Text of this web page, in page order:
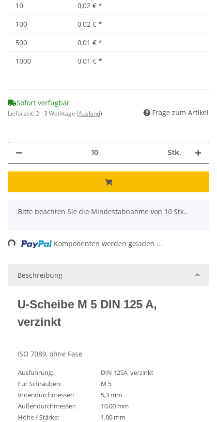
10 0,02 € *
100
0,02 € *
500
0,01 € *
1000
0,01 € *
Sofort verfügbar
Lieferzeit:2 - 3 Werktage (Ausland) Frage zum Artikel
Stk.
x
Bitte beachten Sie die Mindestabnahme von 10 Stk..
Komponenten werden geladen ...
Beschreibung
U-Scheibe M 5 DIN 125 A,
verzinkt
ISO 7089, ohne Fase
Ausführung:
DIN 125A, verzinkt
Für Schrauben:
M 5
Innendurchmesser:
5,3 mm
Außendurchmesser:
10,00 mm
Höhe / Stärke:
1,00 mm